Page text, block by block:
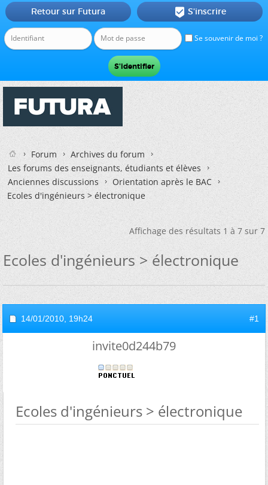
Se souvenir de moi ?
Retour sur Futura  S'inscrire
Forum
Archives du forum
Les forums des enseignants, étudiants et élèves
Anciennes discussions
Orientation après le BAC
Ecoles d'ingénieurs > électronique
Affichage des résultats 1 à 7 sur 7
Ecoles d'ingénieurs > électronique
14/01/2010, 19h24 #1
invite0d244b79
Ecoles d'ingénieurs > électronique